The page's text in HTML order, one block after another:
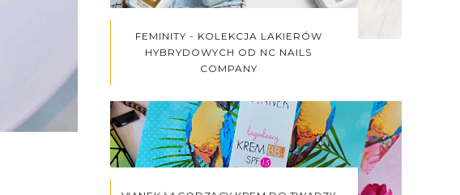
FEMINITY - KOLEKCJA LAKIERÓW
HYBRYDOWYCH OD NC NAILS
COMPANY